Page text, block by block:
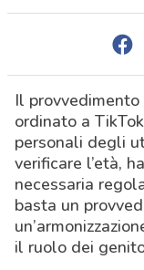
Il
ordinato a
personali degli
verificare l’età,
necessaria
basta un
il ruolo dei